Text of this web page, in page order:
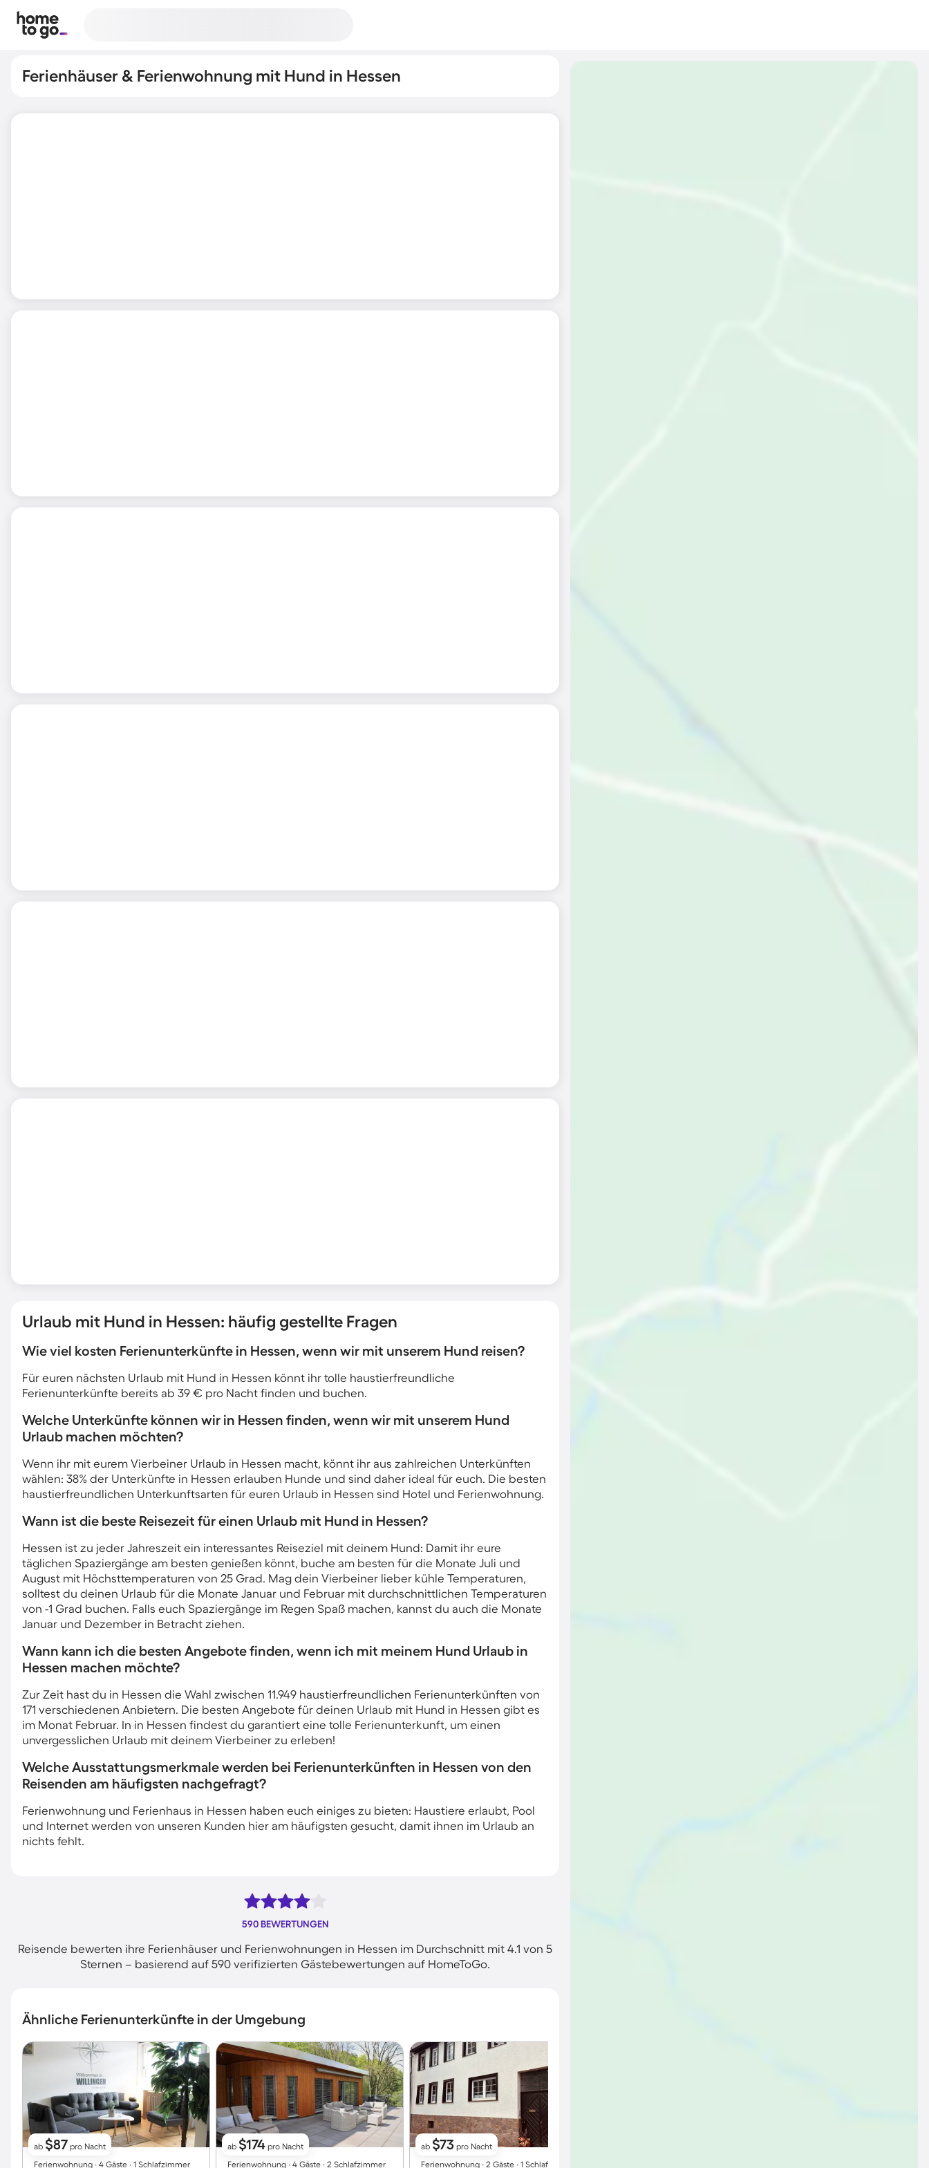
Ferienhäuser & Ferienwohnung mit Hund in Hessen
Urlaub mit Hund in Hessen: häufig gestellte Fragen
Wie viel kosten Ferienunterkünfte in Hessen, wenn wir mit unserem Hund reisen?
Für euren nächsten Urlaub mit Hund in Hessen könnt ihr tolle haustierfreundliche
Ferienunterkünfte bereits ab 39 € pro Nacht finden und buchen.
Welche Unterkünfte können wir in Hessen finden, wenn wir mit unserem Hund
Urlaub machen möchten?
Wenn ihr mit eurem Vierbeiner Urlaub in Hessen macht, könnt ihr aus zahlreichen Unterkünften
wählen: 38% der Unterkünfte in Hessen erlauben Hunde und sind daher ideal für euch. Die besten
haustierfreundlichen Unterkunftsarten für euren Urlaub in Hessen sind Hotel und Ferienwohnung.
Wann ist die beste Reisezeit für einen Urlaub mit Hund in Hessen?
Hessen ist zu jeder Jahreszeit ein interessantes Reiseziel mit deinem Hund: Damit ihr eure
täglichen Spaziergänge am besten genießen könnt, buche am besten für die Monate Juli und
August mit Höchsttemperaturen von 25 Grad. Mag dein Vierbeiner lieber kühle Temperaturen,
solltest du deinen Urlaub für die Monate Januar und Februar mit durchschnittlichen Temperaturen
von -1 Grad buchen. Falls euch Spaziergänge im Regen Spaß machen, kannst du auch die Monate
Januar und Dezember in Betracht ziehen.
Wann kann ich die besten Angebote finden, wenn ich mit meinem Hund Urlaub in
Hessen machen möchte?
Zur Zeit hast du in Hessen die Wahl zwischen 11.949 haustierfreundlichen Ferienunterkünften von
171 verschiedenen Anbietern. Die besten Angebote für deinen Urlaub mit Hund in Hessen gibt es
im Monat Februar. In in Hessen findest du garantiert eine tolle Ferienunterkunft, um einen
unvergesslichen Urlaub mit deinem Vierbeiner zu erleben!
Welche Ausstattungsmerkmale werden bei Ferienunterkünften in Hessen von den
Reisenden am häufigsten nachgefragt?
Ferienwohnung und Ferienhaus in Hessen haben euch einiges zu bieten: Haustiere erlaubt, Pool
und Internet werden von unseren Kunden hier am häufigsten gesucht, damit ihnen im Urlaub an
nichts fehlt.
590 BEWERTUNGEN
Reisende bewerten ihre Ferienhäuser und Ferienwohnungen in Hessen im Durchschnitt mit 4.1 von 5
Sternen – basierend auf 590 verifizierten Gästebewertungen auf HomeToGo.
Ähnliche Ferienunterkünfte in der Umgebung
ab $87 pro Nacht
Ferienwohnung ∙ 4 Gäste ∙ 1 Schlafzimmer
ab $174 pro Nacht
Ferienwohnung ∙ 4 Gäste ∙ 2 Schlafzimmer
ab $73 pro Nacht
Ferienwohnung ∙ 2 Gäste ∙ 1 Schlafzimmer